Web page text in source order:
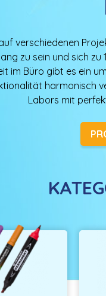
verschiedenen
zu sein und sich
im Büro gibt es ein
harmonisch
Labors mit